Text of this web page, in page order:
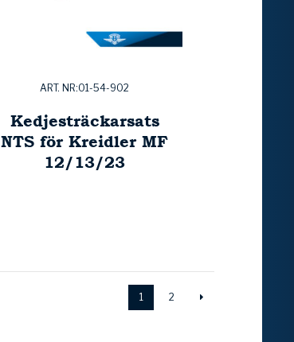
ART. NR:01-54-902
Kedjesträckarsats
NTS för Kreidler MF
12/13/23
1 2